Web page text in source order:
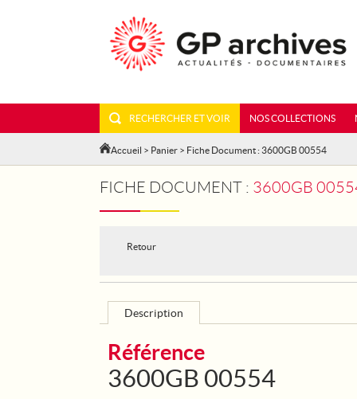
RECHERCHER ET VOIR NOS COLLECTIONS
Accueil > Panier > Fiche Document : 3600GB 00554
FICHE DOCUMENT : 3600GB 00554 -
Retour
Description
Référence
3600GB 00554